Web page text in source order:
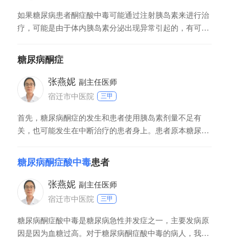
如果糖尿病患者酮症酸中毒可能通过注射胰岛素来进行治
疗，可能是由于体内胰岛素分泌出现异常引起的，有可能
疗作用。在此期间的饮食一定要注意不能吃含糖分较高的
食物，很容易造成血糖的升高，不利于恢复。平时饮食一
定要清淡，可以多吃一些新鲜的蔬菜，每天多喝一些白开
水，能够促进病情的恢复。出现症状的时候一
糖尿病酮症
张燕妮 副主任医师
宿迁市中医院
三甲
首先，糖尿病酮症的发生和患者使用胰岛素剂量不足有
关，也可能发生在中断治疗的患者身上。患者原本糖尿病
欲不振等消化的表现。在这里建议患者可以到当地正规医
院，找内分泌科的医生进行详细的详细的检查，明确病因
好针对性的进行治疗。该病情了有一定的危险性，所以建
议患者一定要及时的进行救治。
糖尿病酮症酸中毒患者
张燕妮 副主任医师
宿迁市中医院
三甲
糖尿病酮症酸中毒是糖尿病急性并发症之一，主要发病原
因是因为血糖过高。对于糖尿病酮症酸中毒的病人，我们